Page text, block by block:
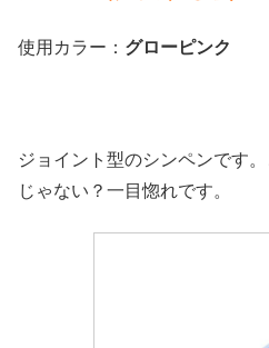
使用カラー： グローピンク
ジョイント型のシンペンです
じゃない？一目惚れです。